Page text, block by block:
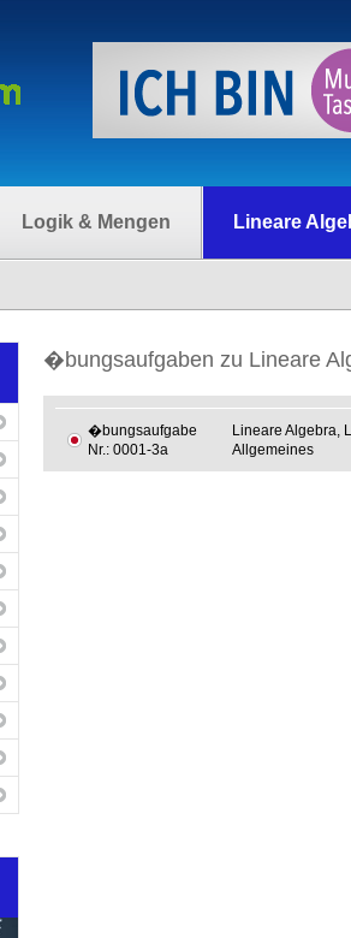
Logik & Mengen Lineare
�bungsaufgaben zu Lineare
�bungsaufgabe
Nr.: 0001-3a
Lineare Algebra,
Allgemeines